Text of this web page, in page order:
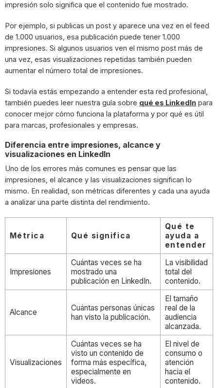
impresión solo significa que el contenido fue mostrado.
Por ejemplo, si publicas un post y aparece una vez en el feed
de 1.000 usuarios, esa publicación puede tener 1.000
impresiones. Si algunos usuarios ven el mismo post más de
una vez, esas visualizaciones repetidas también pueden
aumentar el número total de impresiones.
Si todavía estás empezando a entender esta red profesional,
también puedes leer nuestra guía sobre qué es LinkedIn para
conocer mejor cómo funciona la plataforma y por qué es útil
para marcas, profesionales y empresas.
Diferencia entre impresiones, alcance y
visualizaciones en LinkedIn
Uno de los errores más comunes es pensar que las
impresiones, el alcance y las visualizaciones significan lo
mismo. En realidad, son métricas diferentes y cada una ayuda
a analizar una parte distinta del rendimiento.
Métrica Qué significa
Qué te
ayuda a
entender
Impresiones
Cuántas veces se ha
mostrado una
publicación en LinkedIn.
La visibilidad
total del
contenido.
Alcance
Cuántas personas únicas
han visto la publicación.
El tamaño
real de la
audiencia
alcanzada.
Visualizaciones
Cuántas veces se ha
visto un contenido de
forma más específica,
especialmente en
videos.
El nivel de
consumo o
atención
hacia el
contenido.